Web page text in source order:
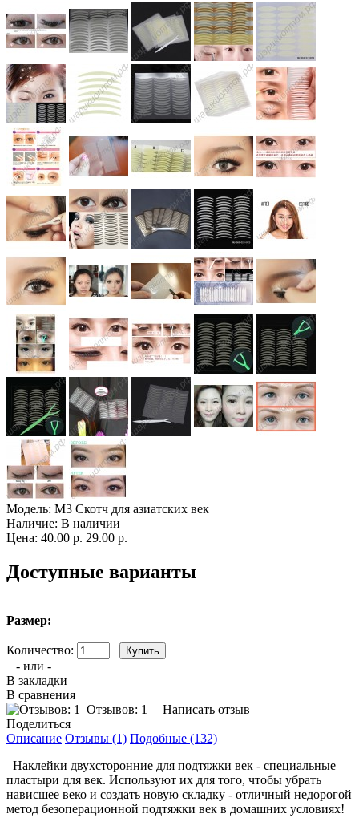
Модель: M3 Скотч для азиатских век
Наличие: В наличии
Цена: 40.00 р. 29.00 р.
Доступные варианты
Размер:
Количество:
- или -
В закладки
В сравнения
Отзывов: 1
| Написать отзыв
Поделиться
Описание Отзывы (1) Подобные (132)
Наклейки двухсторонние для подтяжки век - специальные
пластыри для век. Используют их для того, чтобы убрать
нависшее веко и создать новую складку - отличный недорогой
метод безоперационной подтяжки век в домашних условиях!